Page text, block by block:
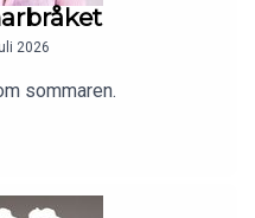
2026
sommaren.